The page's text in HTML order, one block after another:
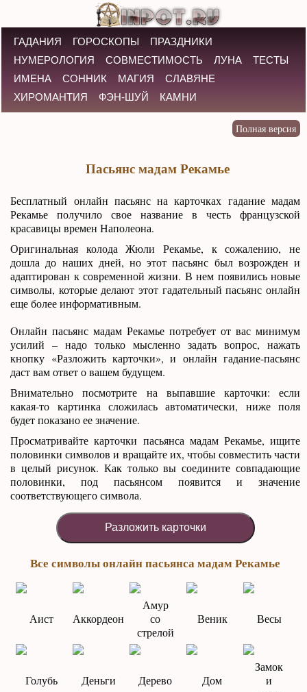
ГАДАНИЯ ГОРОСКОПЫ
ПРАЗДНИКИ
НУМЕРОЛОГИЯ
СОВМЕСТИМОСТЬ ЛУНА
ТЕСТЫ
ИМЕНА
СОННИК МАГИЯ
СЛАВЯНЕ
ХИРОМАНТИЯ
ФЭН-ШУЙ КАМНИ
Пасьянс мадам Рекамье
Бесплатный онлайн пасьянс на карточках гадание мадам
Рекамье получило свое название в честь французской
красавицы времен Наполеона.
Оригинальная колода Жюли Рекамье, к сожалению, не
дошла до наших дней, но этот пасьянс был возрожден и
адаптирован к современной жизни. В нем появились новые
символы, которые делают этот гадательный пасьянс онлайн
еще более информативным.
Онлайн пасьянс мадам Рекамье потребует от вас минимум
усилий – надо только мысленно задать вопрос, нажать
кнопку «Разложить карточки», и онлайн гадание-пасьянс
даст вам ответ о вашем будущем.
Внимательно посмотрите на выпавшие карточки: если
какая-то картинка сложилась автоматически, ниже поля
будет показано ее значение.
Просматривайте карточки пасьянса мадам Рекамье, ищите
половинки символов и вращайте их, чтобы совместить части
в целый рисунок. Как только вы соедините совпадающие
половинки, под пасьянсом появится и значение
соответствующего символа.
Разложить карточки
Все символы онлайн пасьянса мадам Рекамье
Аист Аккордеон
Амур
со
стрелой
Веник Весы
Голубь Деньги Дерево Дом
Замок
и